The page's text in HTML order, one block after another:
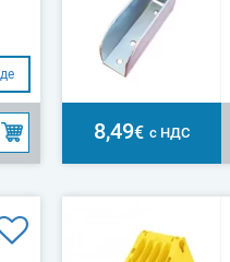
8,49€ с НДС